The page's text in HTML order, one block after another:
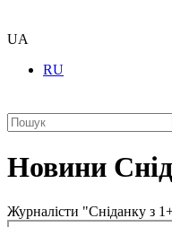
UA
RU
Новини
Журналісти "Сніданку з